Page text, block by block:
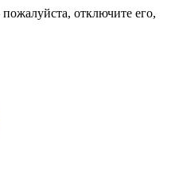
отключите его,